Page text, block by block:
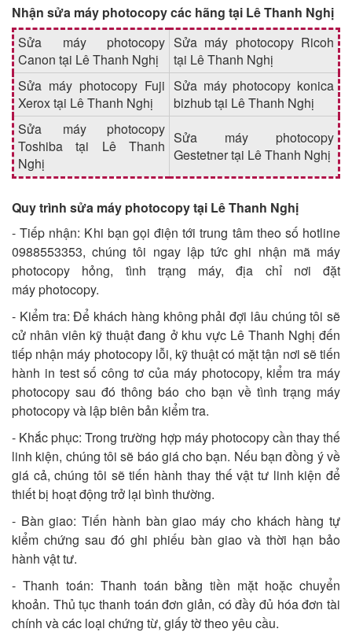
Nhận sửa máy photocopy các hãng tại Lê Thanh Nghị
Sửa máy photocopy
Canon tại Lê Thanh Nghị
Sửa máy photocopy Ricoh
tại Lê Thanh Nghị
Sửa máy photocopy Fuji
Xerox tại Lê Thanh Nghị
Sửa máy photocopy konica
bizhub tại Lê Thanh Nghị
Sửa máy photocopy
Toshiba tại Lê Thanh
Nghị
Sửa máy photocopy
Gestetner tại Lê Thanh Nghị
Quy trình sửa máy photocopy tại Lê Thanh Nghị
- Tiếp nhận: Khi bạn gọi điện tới trung tâm theo số hotline
0988553353, chúng tôi ngay lập tức ghi nhận mã máy
photocopy hỏng, tình trạng máy, địa chỉ nơi đặt
máy photocopy.
- Kiểm tra: Để khách hàng không phải đợi lâu chúng tôi sẽ
cử nhân viên kỹ thuật đang ở khu vực Lê Thanh Nghị đến
tiếp nhận máy photocopy lỗi, kỹ thuật có mặt tận nơi sẽ tiến
hành in test số công tơ của máy photocopy, kiểm tra máy
photocopy sau đó thông báo cho bạn về tình trạng máy
photocopy và lập biên bản kiểm tra.
- Khắc phục: Trong trường hợp máy photocopy cần thay thế
linh kiện, chúng tôi sẽ báo giá cho bạn. Nếu bạn đồng ý về
giá cả, chúng tôi sẽ tiến hành thay thế vật tư linh kiện để
thiết bị hoạt động trở lại bình thường.
- Bàn giao: Tiến hành bàn giao máy cho khách hàng tự
kiểm chứng sau đó ghi phiếu bàn giao và thời hạn bảo
hành vật tư.
- Thanh toán: Thanh toán bằng tiền mặt hoặc chuyển
khoản. Thủ tục thanh toán đơn giản, có đầy đủ hóa đơn tài
chính và các loại chứng từ, giấy tờ theo yêu cầu.